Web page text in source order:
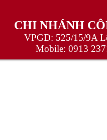
CHI NHÁNH
VPGD: 525/15/9A
Mobile: 0913